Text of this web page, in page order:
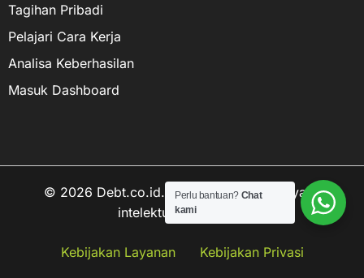
Tagihan Pribadi
Pelajari Cara Kerja
Analisa Keberhasilan
Masuk Dashboard
© 2026 Debt.co.id. Hak cipta data kekayaan
intelektual dilindungi.
Kebijakan Layanan Kebijakan Privasi
Hubungi kami
Perlu bantuan? Chat
kami